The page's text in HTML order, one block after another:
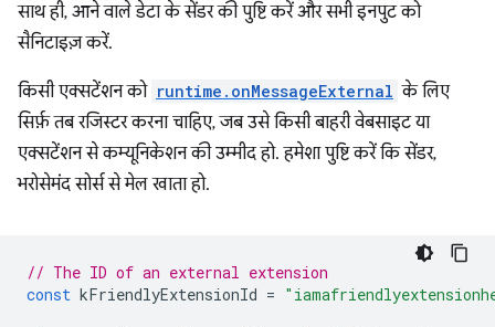
साथ ही, आने वाले डेटा के सेंडर की पुष्टि करें और सभी इनपुट को
सैनिटाइज़ करें.
किसी एक्सटेंशन को runtime.onMessageExternal के लिए
सिर्फ़ तब रजिस्टर करना चाहिए, जब उसे किसी बाहरी वेबसाइट या
एक्सटेंशन से कम्यूनिकेशन की उम्मीद हो. हमेशा पुष्टि करें कि सेंडर,
भरोसेमंद सोर्स से मेल खाता हो.
// The ID of an external extension
const kFriendlyExtensionId =